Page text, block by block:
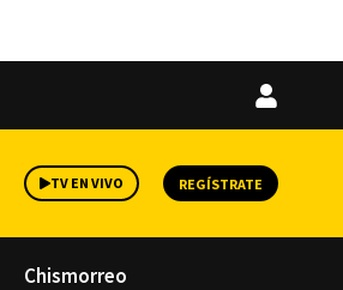
Iniciar
TV EN VIVO REGÍSTRATE
Chismorreo